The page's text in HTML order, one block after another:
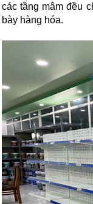
các tầng mâm đều
bày hàng hóa.